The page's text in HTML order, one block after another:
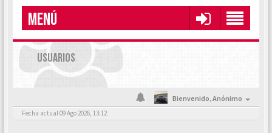
MENÚ
USUARIOS
Bienvenido,Anónimo
Fecha actual 09 Ago 2026, 13:12